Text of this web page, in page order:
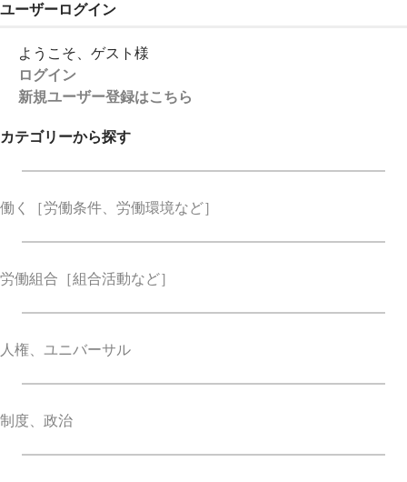
ユーザーログイン
ようこそ、ゲスト様
ログイン
新規ユーザー登録はこちら
カテゴリーから探す
働く ［労働条件、労働環境など］
労働組合 ［組合活動など］
人権、ユニバーサル
制度、政治